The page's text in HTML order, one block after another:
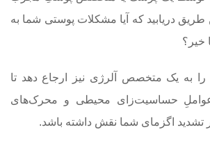
طریق دریابید که آیا مشکلات پوستی شما به
خیر؟
به یک متخصص آلرژی نیز ارجاع دهد تا
حساسیت‌زا‌ی محیطی و محرک‌های
اگزمای شما نقش داشته باشد.